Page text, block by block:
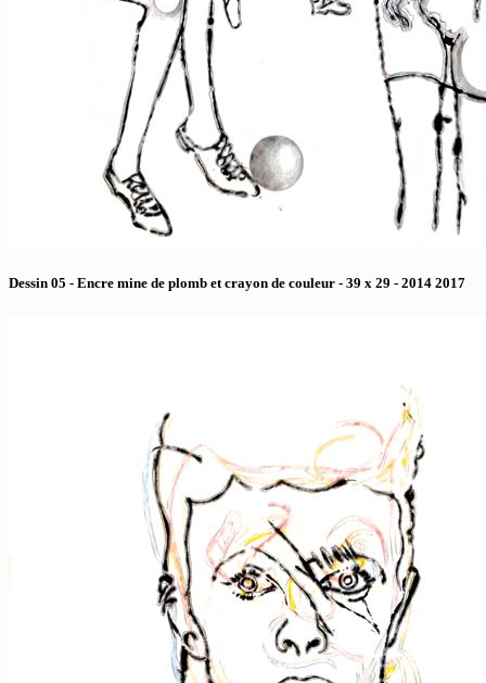
Dessin 05 - Encre mine de plomb et crayon de couleur - 39 x 29 - 2014 2017